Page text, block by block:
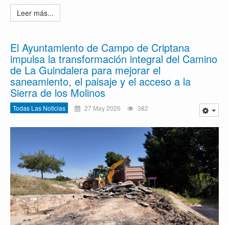
Leer más...
El Ayuntamiento de Campo de Criptana
impulsa la transformación integral del Camino
de La Guindalera para mejorar el
saneamiento, el paisaje y el acceso a la
Sierra de los Molinos
Todas Las Noticias 27 May 2026 382